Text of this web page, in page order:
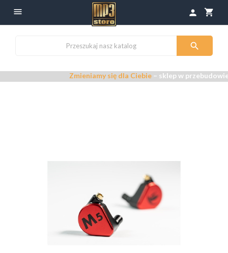
 shopping_cart
person

Zmieniamy się dla Ciebie– sklep w przebudowie –